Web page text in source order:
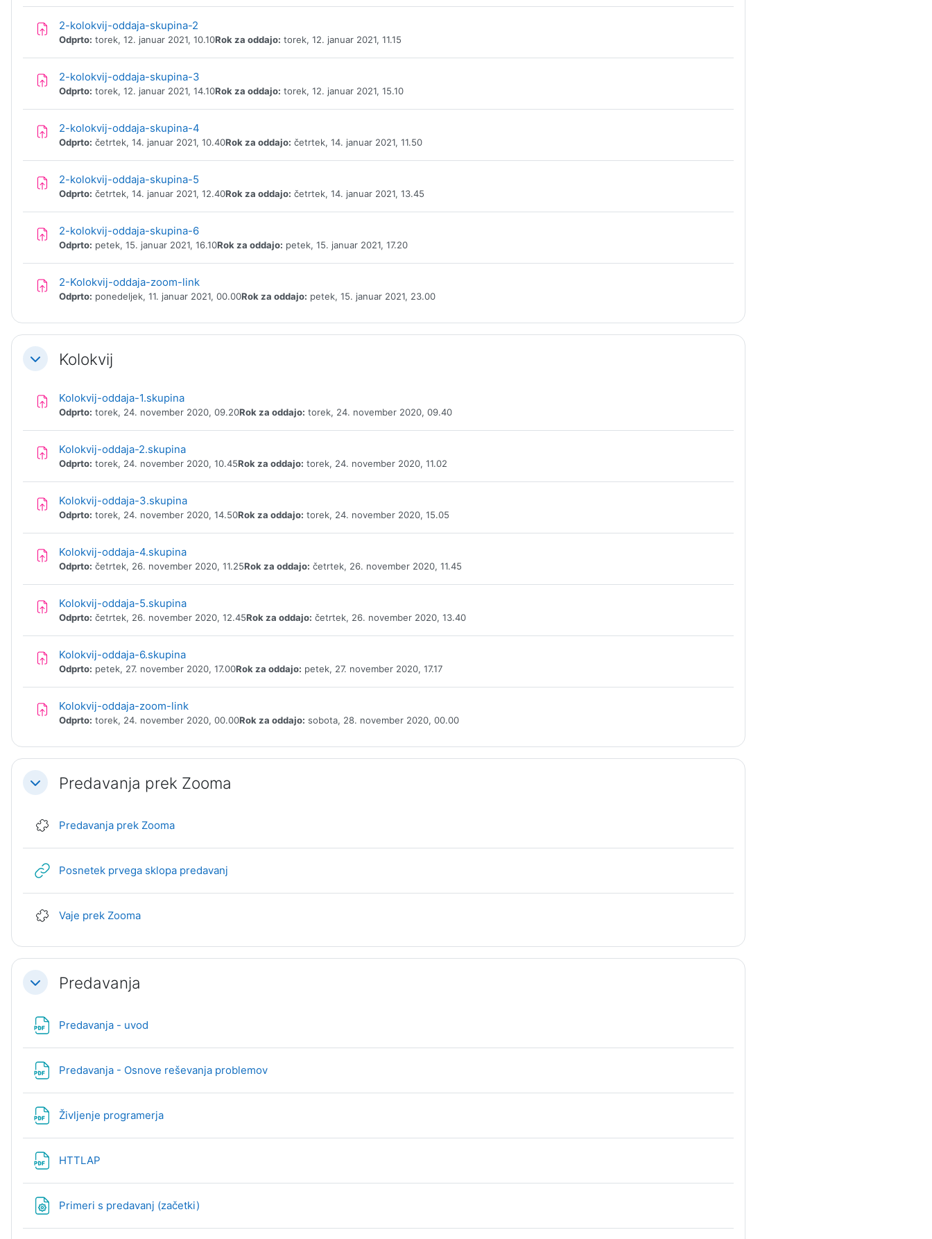
2-kolokvij-oddaja-skupina-2
Odprto: torek, 12. januar 2021, 10.10Rok za oddajo: torek, 12. januar 2021, 11.15
2-kolokvij-oddaja-skupina-3
Odprto: torek, 12. januar 2021, 14.10Rok za oddajo: torek, 12. januar 2021, 15.10
2-kolokvij-oddaja-skupina-4
Odprto: četrtek, 14. januar 2021, 10.40Rok za oddajo: četrtek, 14. januar 2021, 11.50
2-kolokvij-oddaja-skupina-5
Odprto: četrtek, 14. januar 2021, 12.40Rok za oddajo: četrtek, 14. januar 2021, 13.45
2-kolokvij-oddaja-skupina-6Naloga
Odprto: petek, 15. januar 2021, 16.10Rok za oddajo: petek, 15. januar 2021, 17.20
2-Kolokvij-oddaja-zoom-linkNaloga
Odprto: ponedeljek, 11. januar 2021, 00.00Rok za oddajo: petek, 15. januar 2021, 23.00
Skrči Kolokvij
Kolokvij-oddaja-1.skupinaNaloga
Odprto: torek, 24. november 2020, 09.20Rok za oddajo: torek, 24. november 2020, 09.40
Kolokvij-oddaja-2.skupinaNaloga
Odprto: torek, 24. november 2020, 10.45Rok za oddajo: torek, 24. november 2020, 11.02
Kolokvij-oddaja-3.skupinaNaloga
Odprto: torek, 24. november 2020, 14.50Rok za oddajo: torek, 24. november 2020, 15.05
Kolokvij-oddaja-4.skupinaNaloga
Odprto: četrtek, 26. november 2020, 11.25Rok za oddajo: četrtek, 26. november 2020, 11.45
Kolokvij-oddaja-5.skupinaNaloga
Odprto: četrtek, 26. november 2020, 12.45Rok za oddajo: četrtek, 26. november 2020, 13.40
Kolokvij-oddaja-6.skupinaNaloga
Odprto: petek, 27. november 2020, 17.00Rok za oddajo: petek, 27. november 2020, 17.17
Kolokvij-oddaja-zoom-linkNaloga
Odprto: torek, 24. november 2020, 00.00Rok za oddajo: sobota, 28. november 2020, 00.00
Skrči Predavanja prek Zooma
Predavanja prek ZoomaZunanje orodje
Posnetek prvega sklopa predavanj
Vaje prek ZoomaZunanje orodje
Skrči Predavanja
Predavanja - uvod
Predavanja - Osnove reševanja problemov
Življenje programerja
HTTLAP
Primeri s predavanj (začetki)